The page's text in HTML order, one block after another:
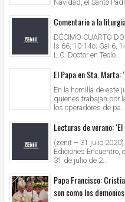
Navidad, el Santo
Comentario a la
DÉCIMO CUARTO
Is 66, 10-14c; Gal 6,
L.C. Doctor en Teolo...
El Papa en Sta. Marta:
En la homilía de este
quienes trabajan por
los operadores de pa...
Lecturas de verano:
(zenit – 31 julio
Ediciones Encuentro,
31 de julio de 2...
Papa Francisco:
son como los demonios